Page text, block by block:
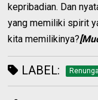
kepribadian. Dan
yang memiliki spirit
kita memilikinya?
LABEL: